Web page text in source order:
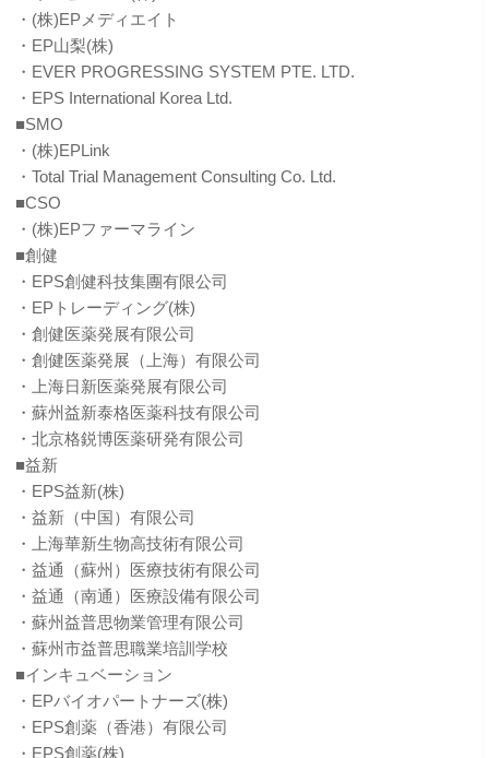
・(株)EPメディエイト
・EP山梨(株)
・EVER PROGRESSING SYSTEM PTE. LTD.
・EPS International Korea Ltd.
■SMO
・(株)EPLink
・Total Trial Management Consulting Co. Ltd.
■CSO
・(株)EPファーマライン
■創健
・EPS創健科技集團有限公司
・EPトレーディング(株)
・創健医薬発展有限公司
・創健医薬発展（上海）有限公司
・上海日新医薬発展有限公司
・蘇州益新泰格医薬科技有限公司
・北京格鋭博医薬研発有限公司
■益新
・EPS益新(株)
・益新（中国）有限公司
・上海華新生物高技術有限公司
・益通（蘇州）医療技術有限公司
・益通（南通）医療設備有限公司
・蘇州益普思物業管理有限公司
・蘇州市益普思職業培訓学校
■インキュベーション
・EPバイオパートナーズ(株)
・EPS創薬（香港）有限公司
・EPS創薬(株)